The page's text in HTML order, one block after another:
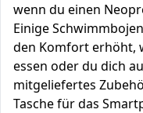
wenn du einen
Einige
den Komfort erhöht,
essen oder du dich
mitgeliefertes
Tasche für das